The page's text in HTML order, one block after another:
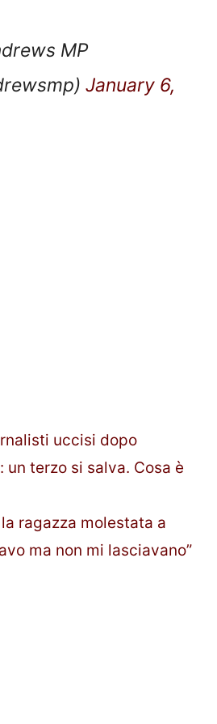
MP
January 6,
uccisi dopo
un terzo si salva. Cosa è
ragazza molestata a
ma non mi lasciavano”